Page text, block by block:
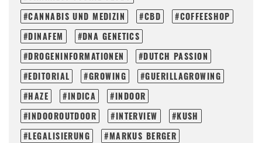
CANNABIS UND MEDIZIN
CBD
COFFEESHOP
DINAFEM
DNA GENETICS
DROGENINFORMATIONEN
DUTCH PASSION
EDITORIAL
GROWING
GUERILLAGROWING
HAZE
INDICA
INDOOR
INDOOROUTDOOR
INTERVIEW
KUSH
LEGALISIERUNG
MARKUS BERGER